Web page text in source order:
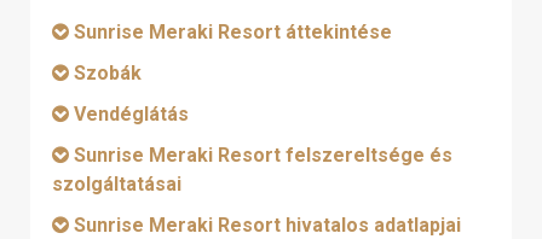
Sunrise Meraki Resort áttekintése
Szobák
Vendéglátás
Sunrise Meraki Resort felszereltsége és
szolgáltatásai
Sunrise Meraki Resort hivatalos adatlapjai